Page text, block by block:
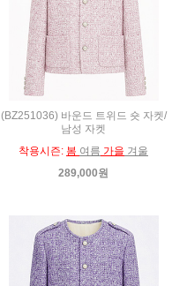
(BZ251036) 바운드 트위드 숏 자켓/
남성 자켓
착용시즌: 봄 여름 가을 겨울
289,000원